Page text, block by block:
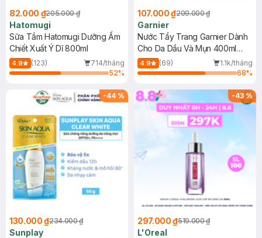
82.000 ₫205.000 ₫
Hatomugi
Sữa Tắm Hatomugi Dưỡng Ẩm
Chiết Xuất Ý Dĩ 800ml
4.9 (123)
714/tháng
52%
107.000 ₫209.000 ₫
Garnier
Nước Tẩy Trang Garnier Dành
Cho Da Dầu Và Mụn 400ml
(Mới)
4.9 (69)
1.1k/tháng
68%
-44 %
130.000 ₫234.000 ₫
Sunplay
-43%
297.000 ₫519.000 ₫
L'Oreal